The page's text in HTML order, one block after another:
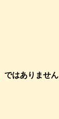
ではありません